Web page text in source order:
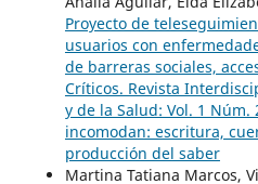
Proyecto de
usuarios con
de barreras sociales,
Críticos. Revista
y de la Salud: Vol. 1 Núm.
incomodan: escritura,
producción del saber
Martina Tatiana Marcos,